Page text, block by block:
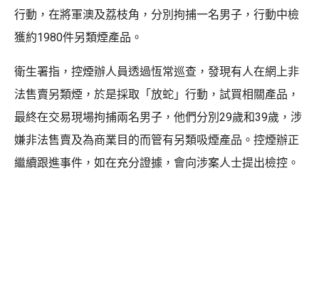
行動，在將軍澳及荔枝角，分別拘捕一名男子，行動中檢
獲約1980件另類煙產品。
衛生署指，控煙辦人員透過恆常巡查，發現有人在網上非
法售賣另類煙，於是採取「放蛇」行動，試買相關產品，
最終在交易現場拘捕兩名男子，他們分別29歲和39歲，涉
嫌非法售賣及為商業目的而管有另類吸煙產品。控煙辦正
繼續跟進事件，如在充分證據，會向涉案人士提出檢控。